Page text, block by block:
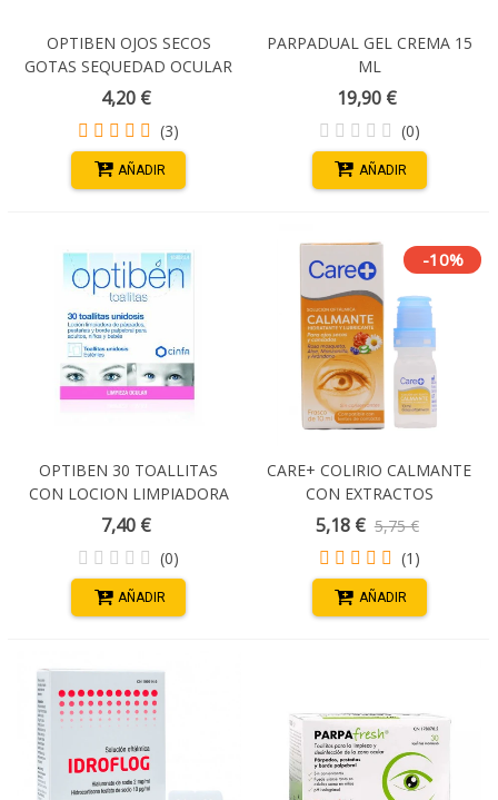
OPTIBEN OJOS SECOS
GOTAS SEQUEDAD OCULAR
15 ML
4,20 €
(3)
AÑADIR
PARPADUAL GEL CREMA 15
ML
19,90 €
(0)
AÑADIR
OPTIBEN 30 TOALLITAS
CON LOCION LIMPIADORA
7,40 €
(0)
AÑADIR
-10%
CARE+ COLIRIO CALMANTE
CON EXTRACTOS
NATURALES 10 ML
5,18 € 5,75 €
(1)
AÑADIR